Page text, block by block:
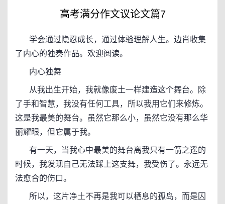
高考满分作文议论文篇7
学会通过隐忍成长，通过体验理解人生。边肖收集
了内心的独奏作品。欢迎阅读。
内心独舞
从我出生开始，我就像废土一样建造这个舞台。除
了手和智慧，我没有任何工具，所以我用它们来修炼。
这是我最美的舞台。虽然它那么小，虽然它没有那么华
丽耀眼，但它属于我。
有一天，当我心中最美的舞台离我只有一箭之遥的
时候，我发现自己无法踩上这支舞，我受伤了。永远无
法愈合的伤口。
所以，这片净土不再是我可以栖息的孤岛，而是囚